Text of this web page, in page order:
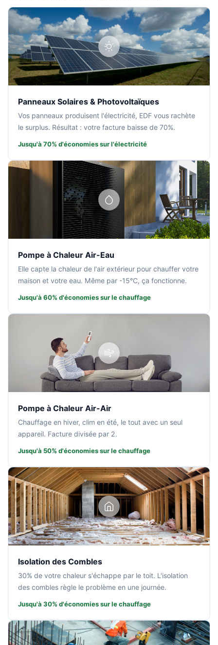
Panneaux Solaires & Photovoltaïques
Vos panneaux produisent l'électricité, EDF vous rachète
le surplus. Résultat : votre facture baisse de 70%.
Jusqu'à 70% d'économies sur l'électricité
Pompe à Chaleur Air-Eau
Elle capte la chaleur de l'air extérieur pour chauffer votre
maison et votre eau. Même par -15°C, ça fonctionne.
Jusqu'à 60% d'économies sur le chauffage
Pompe à Chaleur Air-Air
Chauffage en hiver, clim en été, le tout avec un seul
appareil. Facture divisée par 2.
Jusqu'à 50% d'économies sur le chauffage
Isolation des Combles
30% de votre chaleur s'échappe par le toit. L'isolation
des combles règle le problème en une journée.
Jusqu'à 30% d'économies sur le chauffage